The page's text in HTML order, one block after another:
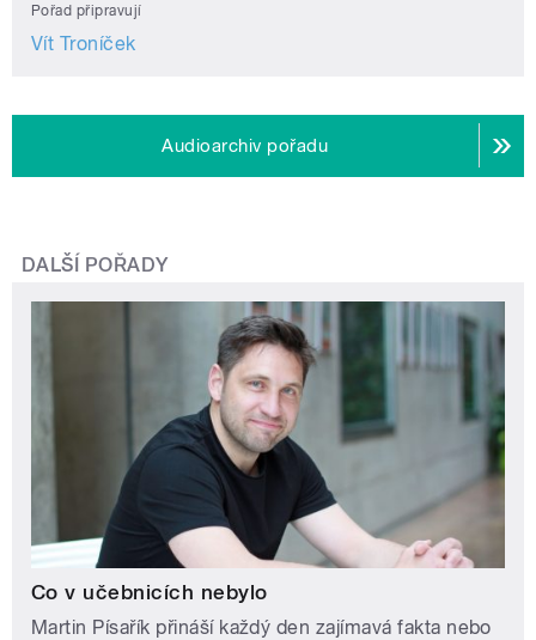
Pořad připravují
Vít Troníček
Audioarchiv pořadu
DALŠÍ POŘADY
Co v učebnicích nebylo
Martin Písařík přináší každý den zajímavá fakta nebo